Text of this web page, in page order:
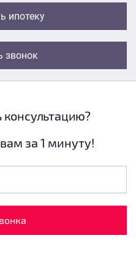
ипотеку
звонок
консультацию?
за 1 минуту!